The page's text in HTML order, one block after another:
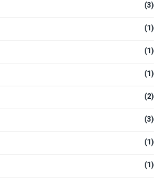
(3)
(1)
(1)
(1)
(2)
(3)
(1)
(1)